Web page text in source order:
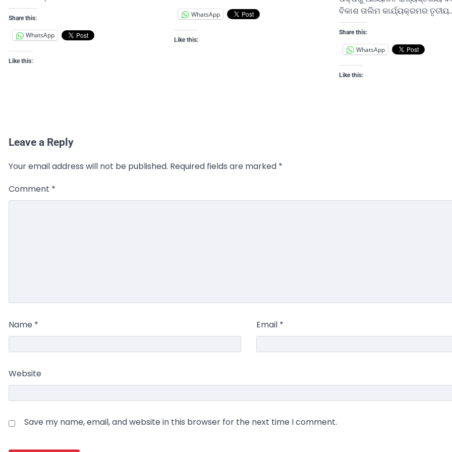
Share this:
WhatsApp
Like this:
WhatsApp
Like this:
ବିକାଶ ତାଲିମ କାର୍ଯ୍ୟକ୍ରମର
Share this:
WhatsApp
Like this:
Leave a Reply
Your email address will not be published. Required fields are marked *
Comment *
Name * Email *
Website
Save my name, email, and website in this browser for the next time I comment.